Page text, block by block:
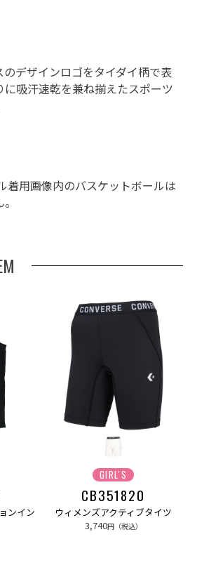
デザインロゴをタイダイ柄で表
吸汗速乾を兼ね揃えたスポーツ
着用画像内のバスケットボールは
ンイン
GIRL'S
CB351820
ウィメンズアクティブタイツ
3,740円（税込）